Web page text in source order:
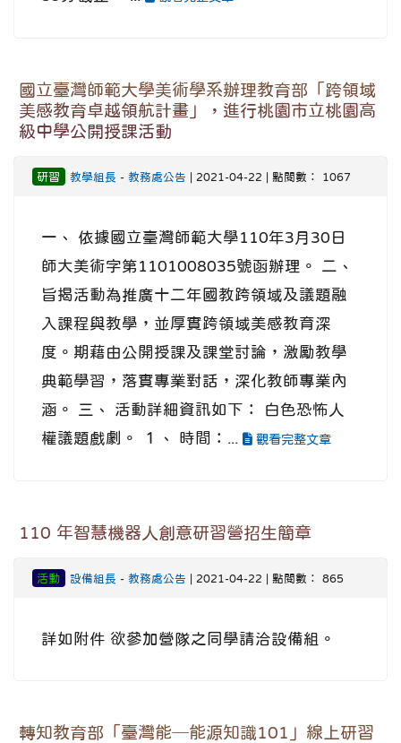
國立臺灣師範大學美術學系辦理教育部「跨領域
美感教育卓越領航計畫」，進行桃園市立桃園高
級中學公開授課活動
研習 教學組長 - 教務處公告 | 2021-04-22 | 點閱數： 1067
一、 依據國立臺灣師範大學110年3月30日
師大美術字第1101008035號函辦理。 二、
旨揭活動為推廣十二年國教跨領域及議題融
入課程與教學，並厚實跨領域美感教育深
度。期藉由公開授課及課堂討論，激勵教學
典範學習，落實專業對話，深化教師專業內
涵。 三、 活動詳細資訊如下： 白色恐怖人
權議題戲劇。 １、 時間：...
觀看完整文章
110 年智慧機器人創意研習營招生簡章
活動 設備組長 - 教務處公告 | 2021-04-22 | 點閱數： 865
詳如附件 欲參加營隊之同學請洽設備組。
轉知教育部「臺灣能─能源知識101」線上研習